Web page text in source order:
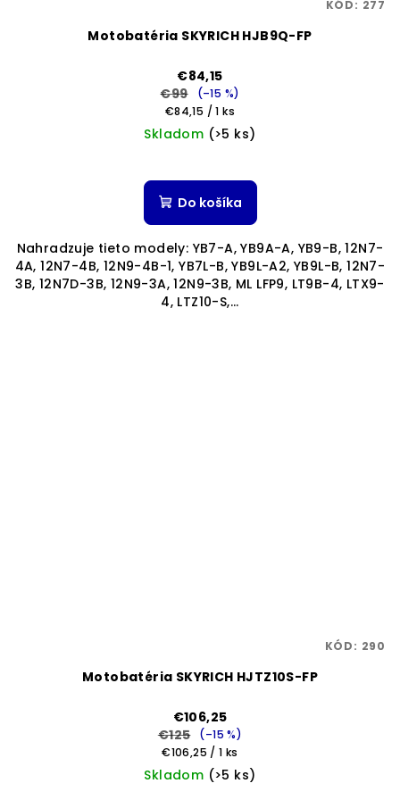
Motobatéria SKYRICH HJB9Q-FP
€84,15
€99
(–15 %)
Jednotková
cena:
€84,15 / 1 ks
Skladom (>5 ks)
Do košíka
Nahradzuje tieto modely: YB7-A, YB9A-A, YB9-B, 12N7-
4A, 12N7-4B, 12N9-4B-1, YB7L-B, YB9L-A2, YB9L-B, 12N7-
3B, 12N7D-3B, 12N9-3A, 12N9-3B, ML LFP9, LT9B-4, LTX9-
4, LTZ10-S,...
KÓD: 277
Motobatéria SKYRICH HJTZ10S-FP
€106,25
€125
(–15 %)
Jednotková
cena:
€106,25 / 1 ks
Skladom (>5 ks)
KÓD: 290